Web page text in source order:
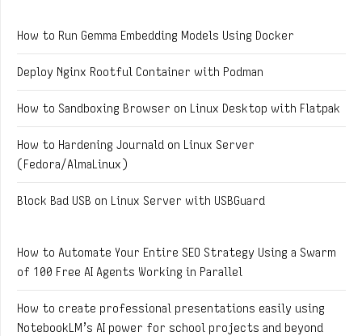
How to Run Gemma Embedding Models Using Docker
Deploy Nginx Rootful Container with Podman
How to Sandboxing Browser on Linux Desktop with Flatpak
How to Hardening Journald on Linux Server
(Fedora/AlmaLinux)
Block Bad USB on Linux Server with USBGuard
How to Automate Your Entire SEO Strategy Using a Swarm
of 100 Free AI Agents Working in Parallel
How to create professional presentations easily using
NotebookLM’s AI power for school projects and beyond